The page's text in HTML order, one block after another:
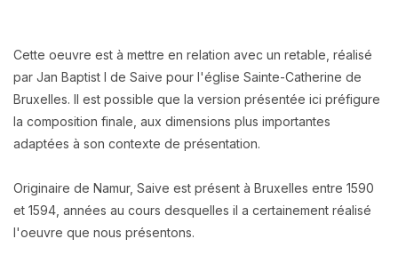
Cette oeuvre est à mettre en relation avec un retable, réalisé
par Jan Baptist I de Saive pour l'église Sainte-Catherine de
Bruxelles. Il est possible que la version présentée ici préfigure
la composition finale, aux dimensions plus importantes
adaptées à son contexte de présentation.
Originaire de Namur, Saive est présent à Bruxelles entre 1590
et 1594, années au cours desquelles il a certainement réalisé
l'oeuvre que nous présentons.